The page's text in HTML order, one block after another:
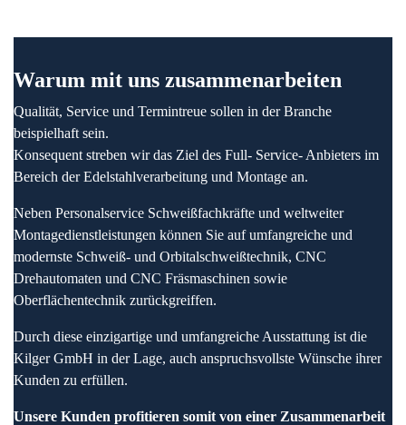
Warum mit uns zusammenarbeiten
Qualität, Service und Termintreue sollen in der Branche
beispielhaft sein.
Konsequent streben wir das Ziel des Full- Service- Anbieters im
Bereich der Edelstahlverarbeitung und Montage an.
Neben Personalservice Schweißfachkräfte und weltweiter
Montagedienstleistungen können Sie auf umfangreiche und
modernste Schweiß- und Orbitalschweißtechnik, CNC
Drehautomaten und CNC Fräsmaschinen sowie
Oberflächentechnik zurückgreiffen.
Durch diese einzigartige und umfangreiche Ausstattung ist die
Kilger GmbH in der Lage, auch anspruchsvollste Wünsche ihrer
Kunden zu erfüllen.
Unsere Kunden profitieren somit von einer Zusammenarbeit